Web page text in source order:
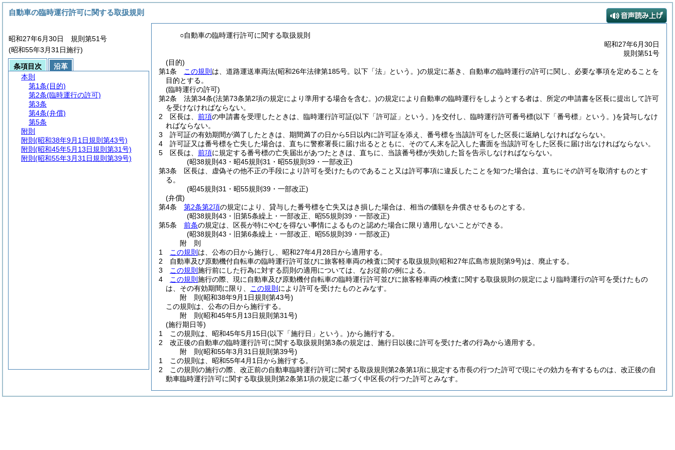
○自動車の臨時運行許可に関する取扱規則
昭和27年6月30日
規則第51号
(目的)
第1条
この規則 は、道路運送車両法(昭和26年法律第185号。以下「法」という。)の規定に基き、自動車の臨時運行の許可に関し、必要な事項を定めることを
目的とする。
(臨時運行の許可)
第2条
法第34条(法第73条第2項の規定により準用する場合を含む。)の規定により自動車の臨時運行をしようとする者は、所定の申請書を区長に提出して許可
を受けなければならない。
2
区長は、 前項の申請書を受理したときは、臨時運行許可証(以下「許可証」という。)を交付し、臨時運行許可番号標(以下「番号標」という。)を貸与しなけ
ればならない。
3
許可証の有効期間が満了したときは、期間満了の日から5日以内に許可証を添え、番号標を当該許可をした区長に返納しなければならない。
4
許可証又は番号標を亡失した場合は、直ちに警察署長に届け出るとともに、そのてん末を記入した書面を当該許可をした区長に届け出なければならない。
5
区長は、 前項に規定する番号標の亡失届出があつたときは、直ちに、当該番号標が失効した旨を告示しなければならない。
(昭38規則43・昭45規則31・昭55規則39・一部改正)
第3条
区長は、虚偽その他不正の手段により許可を受けたものであること又は許可事項に違反したことを知つた場合は、直ちにその許可を取消すものとす
る。
(昭45規則31・昭55規則39・一部改正)
(弁償)
第4条
第2条第2項の規定により、貸与した番号標を亡失又はき損した場合は、相当の価額を弁償させるものとする。
(昭38規則43・旧第5条繰上・一部改正、昭55規則39・一部改正)
第5条
前条の規定は、区長が特にやむを得ない事情によるものと認めた場合に限り適用しないことができる。
(昭38規則43・旧第6条繰上・一部改正、昭55規則39・一部改正)
附 則
1
この規則 は、公布の日から施行し、昭和27年4月28日から適用する。
2
自動車及び原動機付自転車の臨時運行許可並びに旅客軽車両の検査に関する取扱規則 (昭和27年広島市規則第9号)は、廃止する。
3
この規則 施行前にした行為に対する罰則の適用については、なお従前の例による。
4
この規則 施行の際、現に自動車及び原動機付自転車の臨時運行許可並びに旅客軽車両の検査に関する取扱規則の規定により臨時運行の許可を受けたもの
は、その有効期間に限り、
この規則 により許可を受けたものとみなす。
附 則(昭和38年9月1日規則第43号)
この規則は、公布の日から施行する。
附 則(昭和45年5月13日規則第31号)
(施行期日等)
1
この規則は、昭和45年5月15日(以下「施行日」という。)から施行する。
2
改正後の自動車の臨時運行許可に関する取扱規則第3条の規定は、施行日以後に許可を受けた者の行為から適用する。
附 則(昭和55年3月31日規則第39号)
1
この規則は、昭和55年4月1日から施行する。
2
この規則の施行の際、改正前の自動車臨時運行許可に関する取扱規則第2条第1項に規定する市長の行つた許可で現にその効力を有するものは、改正後の自
動車臨時運行許可に関する取扱規則第2条第1項の規定に基づく中区長の行つた許可とみなす。
自動車の臨時運行許可に関する取扱規則
昭和27年6月30日 規則第51号
(昭和55年3月31日施行)
条項目次
沿革
本則
第1条(目的)
第2条(臨時運行の許可)
第3条
第4条(弁償)
第5条
附則
附則 (昭和38年9月1日規則第43号)
附則 (昭和45年5月13日規則第31号)
附則 (昭和55年3月31日規則第39号)